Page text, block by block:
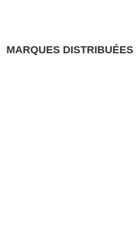
MARQUES DISTRIBUÉES